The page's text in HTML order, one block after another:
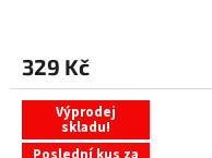
329 Kč
Výprodej
skladu!